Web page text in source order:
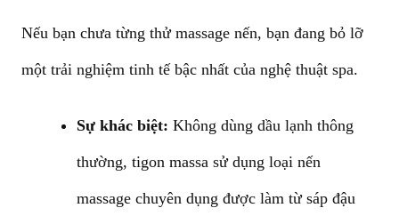
Nếu bạn chưa từng thử massage nến, bạn đang bỏ lỡ
một trải nghiệm tinh tế bậc nhất của nghệ thuật spa.
Sự khác biệt: Không dùng dầu lạnh thông
thường, tigon massa sử dụng loại nến
massage chuyên dụng được làm từ sáp đậu